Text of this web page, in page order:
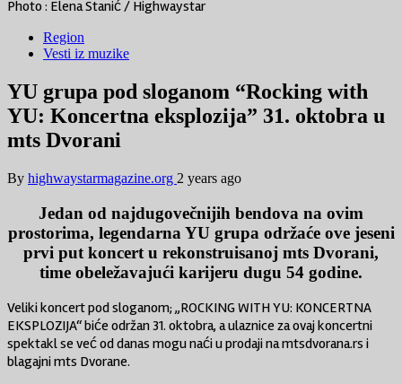
Photo : Elena Stanić / Highwaystar
Region
Vesti iz muzike
YU grupa pod sloganom “Rocking with
YU: Koncertna eksplozija” 31. oktobra u
mts Dvorani
By highwaystarmagazine.org 2 years ago
Jedan od najdugovečnijih bendova na ovim
prostorima, legendarna YU grupa održaće ove jeseni
prvi put koncert u rekonstruisanoj mts Dvorani,
time obeležavajući karijeru dugu 54 godine.
Veliki koncert pod sloganom; „ROCKING WITH YU: KONCERTNA
EKSPLOZIJA“ biće održan 31. oktobra, a ulaznice za ovaj koncertni
spektakl se već od danas mogu naći u prodaji na mtsdvorana.rs i
blagajni mts Dvorane.